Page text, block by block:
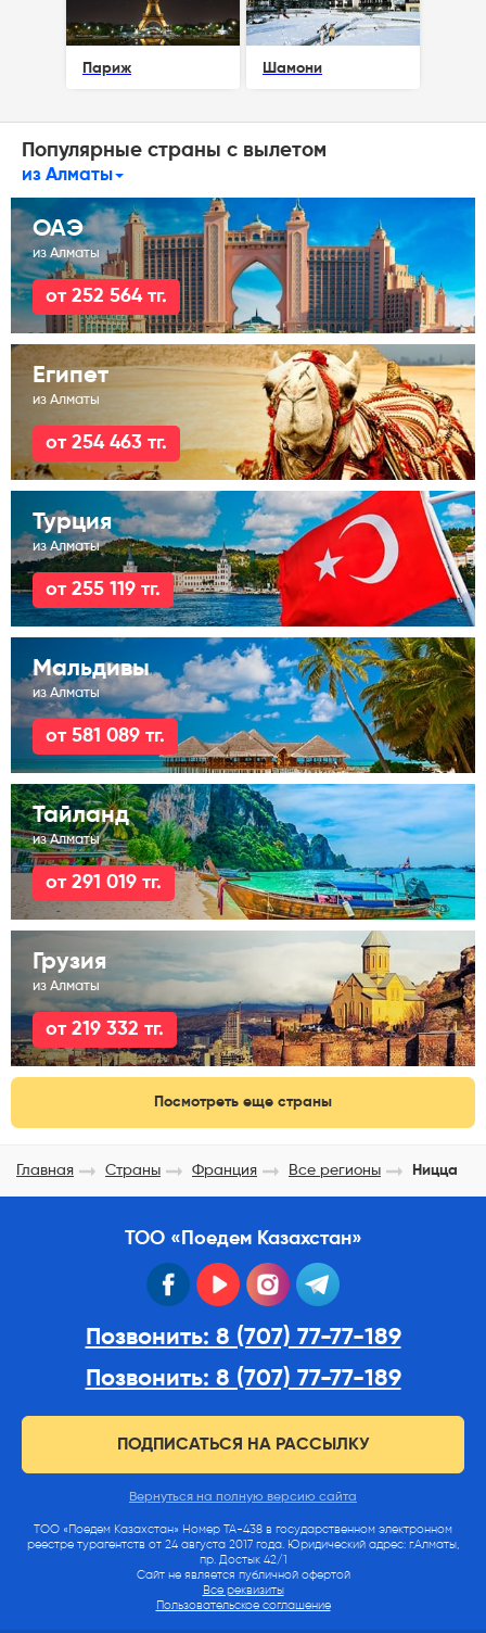
Париж Шамони
Популярные страны с вылетом
из Алматы
ОАЭ
из Алматы
от 252 564 тг.
Египет
из Алматы
от 254 463 тг.
Турция
из Алматы
от 255 119 тг.
Мальдивы
из Алматы
от 581 089 тг.
Тайланд
из Алматы
от 291 019 тг.
Грузия
из Алматы
от 219 332 тг.
Посмотреть еще страны
Главная Страны Франция Все регионы Ницца
ТОО «Поедем Казахстан»
facebook youtube instagram
Позвонить: 8 (707) 77-77-189
Позвонить: 8 (707) 77-77-189
ПОДПИСАТЬСЯ НА РАССЫЛКУ
Вернуться на полную версию сайта
ТОО «Поедем Казахстан» Номер ТА-438 в государственном электронном
реестре турагентств от 24 августа 2017 года. Юридический адрес: г.Алматы,
пр. Достык 42/1
Сайт не является публичной офертой
Все реквизиты
Пользовательское соглашение